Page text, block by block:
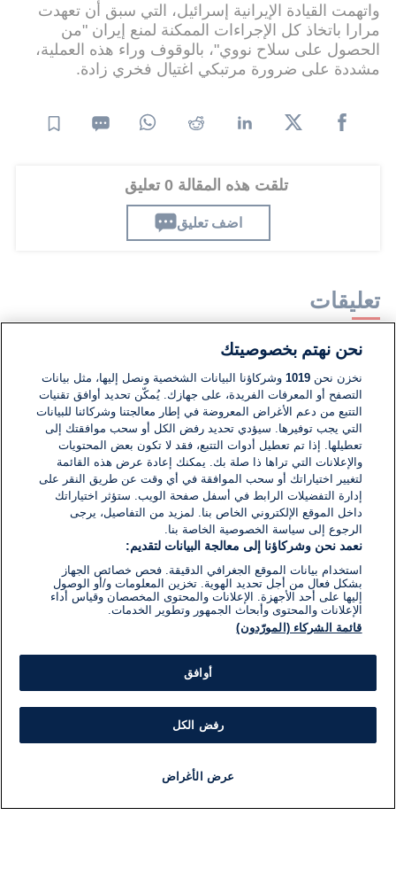
واتهمت القيادة الإيرانية إسرائيل، التي سبق أن تعهدت
مرارا باتخاذ كل الإجراءات الممكنة لمنع إيران "من
الحصول على سلاح نووي"، بالوقوف وراء هذه العملية،
مشددة على ضرورة مرتبكي اغتيال فخري زادة.
تلقت هذه المقالة 0 تعليق
اضف تعليق
تعليقات
لا توجد تعليقات مكتوبة حتى الآن. كن الأول!
اكتب تعليقًا جديدًا ...
نحن نهتم بخصوصيتك
نخزن نحن1019 وشركاؤنا البيانات الشخصية ونصل إليها، مثل بيانات
التصفح أو المعرفات الفريدة، على جهازك. يُمكّن تحديد أوافق تقنيات
التتبع من دعم الأغراض المعروضة في إطار معالجتنا وشركائنا للبيانات
التي يجب توفيرها. سيؤدي تحديد رفض الكل أو سحب موافقتك إلى
تعطيلها. إذا تم تعطيل أدوات التتبع، فقد لا تكون بعض المحتويات
والإعلانات التي تراها ذا صلة بك. يمكنك إعادة عرض هذه القائمة
لتغيير اختياراتك أو سحب الموافقة في أي وقت عن طريق النقر على
إدارة التفضيلات الرابط في أسفل صفحة الويب. ستؤثر اختياراتك
داخل الموقع الإلكتروني الخاص بنا. لمزيد من التفاصيل، يرجى
الرجوع إلى سياسة الخصوصية الخاصة بنا.
نعمد نحن وشركاؤنا إلى معالجة البيانات لتقديم:
استخدام بيانات الموقع الجغرافي الدقيقة. فحص خصائص الجهاز
بشكل فعال من أجل تحديد الهوية. تخزين المعلومات و/أو الوصول
إليها على أحد الأجهزة. الإعلانات والمحتوى المخصصان وقياس أداء
الإعلانات والمحتوى وأبحاث الجمهور وتطوير الخدمات.
قائمة الشركاء (المورّدون)
أوافق
رفض الكل
عرض الأغراض